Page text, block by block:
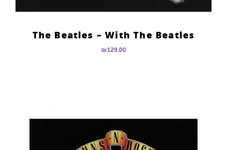
The Beatles – With The Beatles
₪129.00